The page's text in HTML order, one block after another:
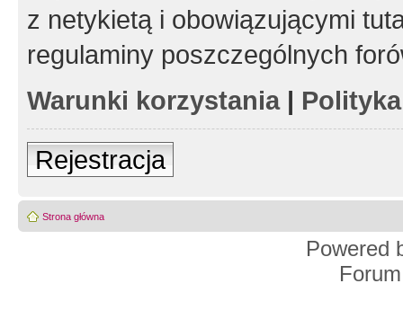
z netykietą i obowiązującymi
regulaminy poszczególnych
Warunki korzystania|
Rejestracja
Strona główna
Powered